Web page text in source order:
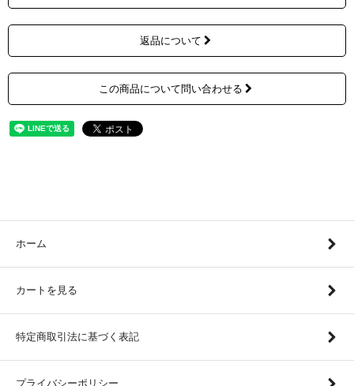
返品について
この商品について問い合わせる
ホーム
カートを見る
特定商取引法に基づく表記
プライバシーポリシー